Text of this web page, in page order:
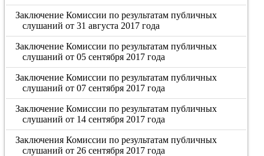
Заключение Комиссии по результатам публичных
слушаний от 31 августа 2017 года
Заключение Комиссии по результатам публичных
слушаний от 05 сентября 2017 года
Заключение Комиссии по результатам публичных
слушаний от 07 сентября 2017 года
Заключение Комиссии по результатам публичных
слушаний от 14 сентября 2017 года
Заключения Комиссии по результатам публичных
слушаний от 26 сентября 2017 года